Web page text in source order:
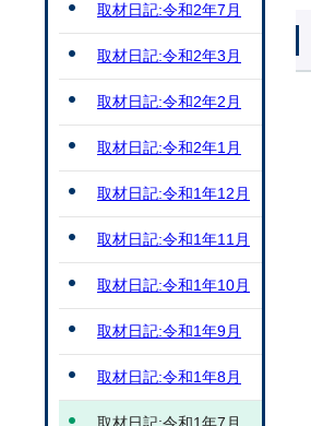
取材日記:令和2年7月
取材日記:令和2年3月
取材日記:令和2年2月
取材日記:令和2年1月
取材日記:令和1年12月
取材日記:令和1年11月
取材日記:令和1年10月
取材日記:令和1年9月
取材日記:令和1年8月